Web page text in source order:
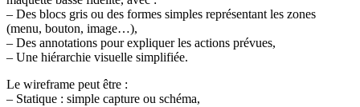
– Des blocs gris ou des formes simples représentant les zones
(menu, bouton, image…),
– Des annotations pour expliquer les actions prévues,
– Une hiérarchie visuelle simplifiée.
Le wireframe peut être :
– Statique : simple capture ou schéma,